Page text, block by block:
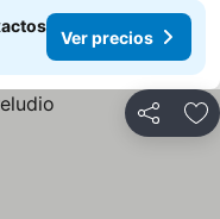
Ver precios
Compartir